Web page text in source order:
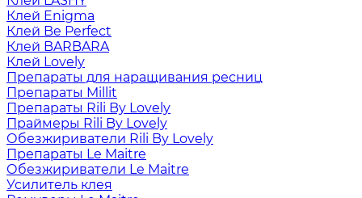
Клей Enigma
Клей Be Perfect
Клей BARBARA
Клей Lovely
Препараты для наращивания ресниц
Препараты Millit
Препараты Rili By Lovely
Праймеры Rili By Lovely
Обезжириватели Rili By Lovely
Препараты Le Maitre
Обезжириватели Le Maitre
Усилитель клея